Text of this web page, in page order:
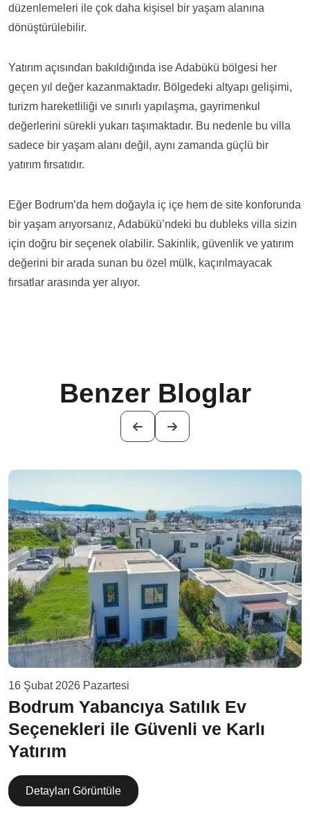
düzenlemeleri ile çok daha kişisel bir yaşam alanına
dönüştürülebilir.
Yatırım açısından bakıldığında ise Adabükü bölgesi her
geçen yıl değer kazanmaktadır. Bölgedeki altyapı gelişimi,
turizm hareketliliği ve sınırlı yapılaşma, gayrimenkul
değerlerini sürekli yukarı taşımaktadır. Bu nedenle bu villa
sadece bir yaşam alanı değil, aynı zamanda güçlü bir
yatırım fırsatıdır.
Eğer Bodrum’da hem doğayla iç içe hem de site konforunda
bir yaşam arıyorsanız, Adabükü’ndeki bu dubleks villa sizin
için doğru bir seçenek olabilir. Sakinlik, güvenlik ve yatırım
değerini bir arada sunan bu özel mülk, kaçırılmayacak
fırsatlar arasında yer alıyor.
Benzer Bloglar
16 Şubat 2026 Pazartesi
Bodrum Yabancıya Satılık Ev
Seçenekleri ile Güvenli ve Karlı
Yatırım
Detayları Görüntüle